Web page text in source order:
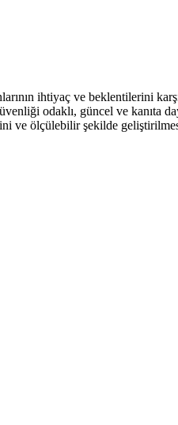
ihtiyaç ve beklentilerini
odaklı, güncel ve kanıta
ve ölçülebilir şekilde